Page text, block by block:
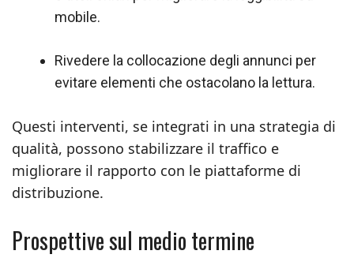
mobile.
Rivedere la collocazione degli annunci per
evitare elementi che ostacolano la lettura.
Questi interventi, se integrati in una strategia di
qualità, possono stabilizzare il traffico e
migliorare il rapporto con le piattaforme di
distribuzione.
Prospettive sul medio termine